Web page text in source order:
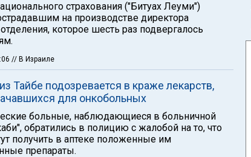
страхования ("Битуах Леуми")
на производстве директора
которое шесть раз подвергалось
// В Израиле
Тайбе подозревается в краже лекарств,
для онкобольных
больные, наблюдающиеся в больничной
обратились в полицию с жалобой на то, что
получить в аптеке положенные им
препараты.